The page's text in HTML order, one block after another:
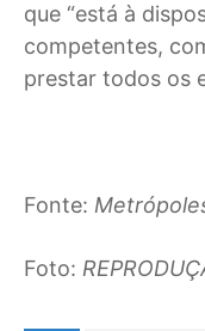
que “está à
competentes,
prestar todos os
Fonte:
Foto: